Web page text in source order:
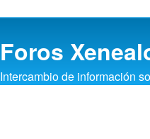
Foros
Intercambio de información